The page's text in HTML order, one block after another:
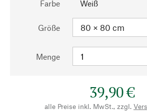
Farbe Weiß
Größe
Menge
39,90 €
alle Preise inkl. MwSt., zzgl.